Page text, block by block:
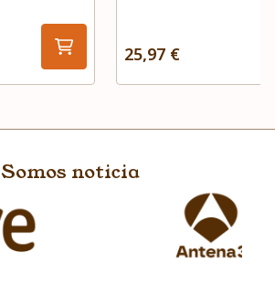
25,97 €
Somos noticia